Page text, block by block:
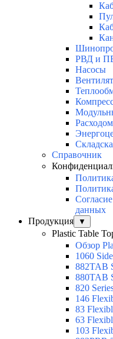
РВД и
Насосы
Справочник
данных
Продукция
▼
Plastic Table
Обзор
1060
882TAB
880TAB
820
146
83
63
103